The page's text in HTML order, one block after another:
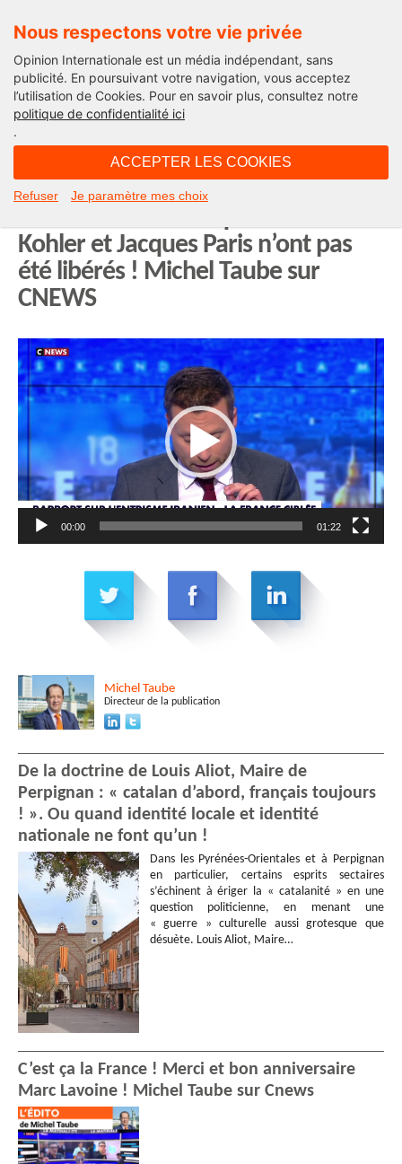
Nous respectons votre vie privée
Opinion Internationale est un média indépendant, sans
publicité. En poursuivant votre navigation, vous acceptez
l’utilisation de Cookies. Pour en savoir plus, consultez notre
politique de confidentialité ici
.
ACCEPTER LES COOKIES
Refuser Je paramètre mes choix
Edito
Il faut fermer le Centre culturel
Kohler et Jacques Paris n’ont pas
été libérés ! Michel Taube sur
CNEWS
Lecteur
vidéo
00:00 01:22
Michel Taube
Directeur de la publication
De la doctrine de Louis Aliot, Maire de
Perpignan : « catalan d’abord, français toujours
! ». Ou quand identité locale et identité
nationale ne font qu’un !
Dans les Pyrénées-Orientales et à Perpignan
en particulier, certains esprits sectaires
s’échinent à ériger la « catalanité » en une
question politicienne, en menant une
« guerre » culturelle aussi grotesque que
désuète. Louis Aliot, Maire…
C’est ça la France ! Merci et bon anniversaire
Marc Lavoine ! Michel Taube sur Cnews